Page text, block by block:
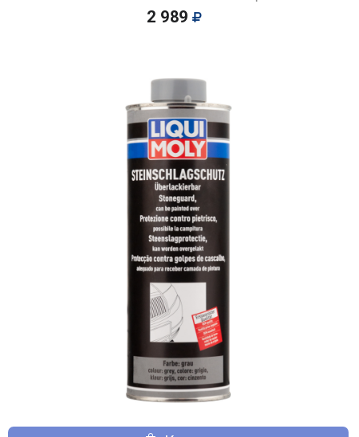
2 989